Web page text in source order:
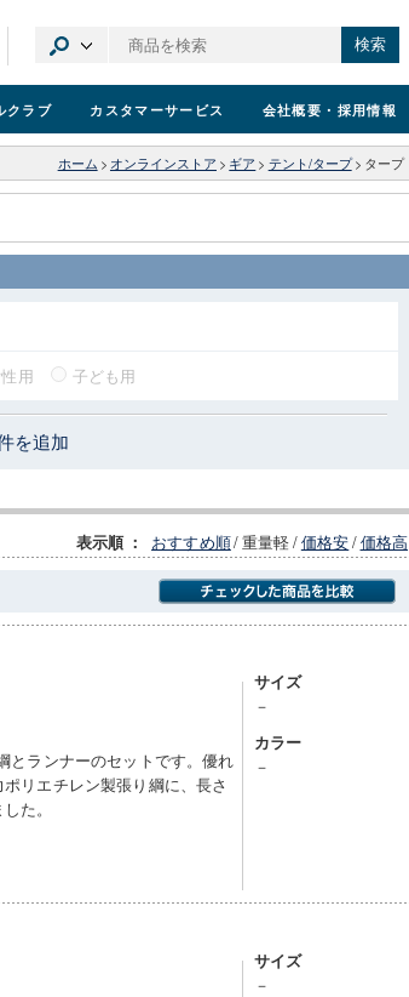
検索
クラブ カスタマーサービス 会社概要 ・採用情報
ホーム > オンラインストア > ギア > テント/タープ > タープ
用 子ども用
を追加
表示順 ： おすすめ順/重量軽/価格安/価格高
とランナーのセットです。優れ
リエチレン製張り綱に、長さ
た。
サイズ
－
カラー
－
サイズ
－